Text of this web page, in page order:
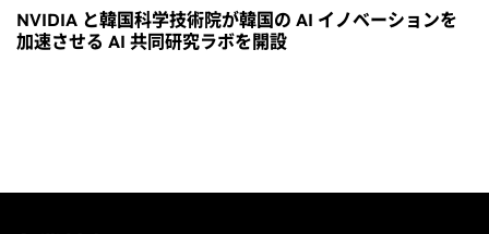
NVIDIA と韓国科学技術院が韓国の AI イノベーションを
加速させる AI 共同研究ラボを開設